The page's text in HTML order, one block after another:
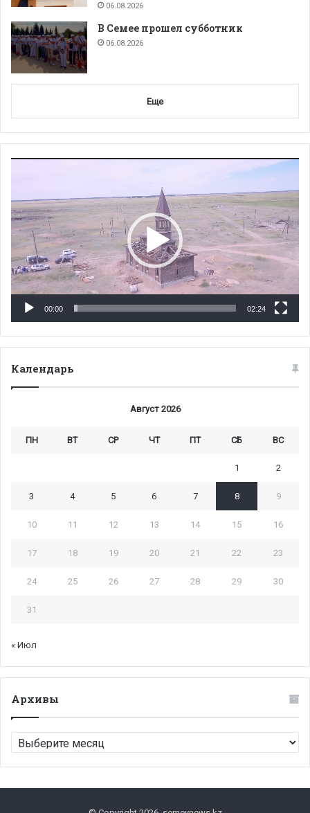
06.08.2026
В Семее прошел субботник
06.08.2026
Еще
00:00 02:24
Календарь
Август 2026
ПН ВТ СР ЧТ ПТ СБ ВС
1 2
3 4 5 6 7 8 9
10 11 12 13 14 15 16
17 18 19 20 21 22 23
24 25 26 27 28 29 30
31
« Июл
Архивы
Архивы